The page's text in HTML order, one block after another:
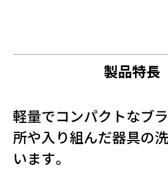
製品特長
軽量でコンパクトなブ
所や入り組んだ器具の
います。